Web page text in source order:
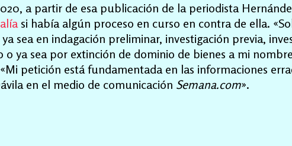
a partir de esa publicación de la periodista
si había algún proceso en curso en contra de ella.
sea en indagación preliminar, investigación previa,
ya sea por extinción de dominio de bienes a mi
petición está fundamentada en las informaciones
en el medio de comunicación Semana.com».